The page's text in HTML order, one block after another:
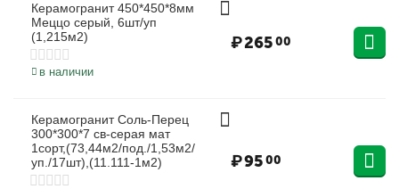
Керамогранит 450*450*8мм
Меццо серый, 6шт/уп
(1,215м2)
в наличии
₽26500
Керамогранит Соль-Перец
300*300*7 св-серая мат
1сорт,(73,44м2/под./1,53м2/
уп./17шт),(11.111-1м2)
₽9500